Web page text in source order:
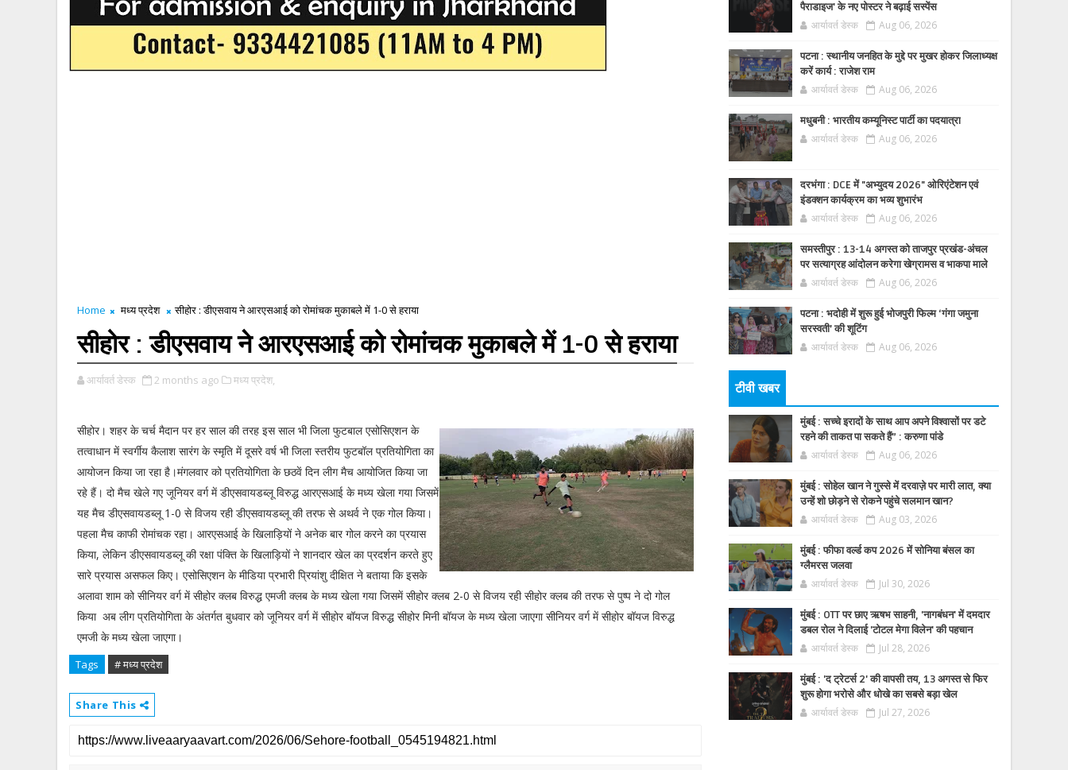
Home मध्य प्रदेश सीहोर : डीएसवाय ने आरएसआई को रोमांचक मुकाबले में 1-0 से हराया
सीहोर : डीएसवाय ने आरएसआई को रोमांचक मुकाबले में 1-0 से हराया
आर्यावर्त डेस्क 2 months ago मध्य प्रदेश,
सीहोर। शहर के चर्च मैदान पर हर साल की तरह इस साल भी जिला फुटबाल एसोसिएशन के
तत्वाधान में स्वर्गीय कैलाश सारंग के स्मृति में दूसरे वर्ष भी जिला स्तरीय फुटबॉल प्रतियोगिता का
आयोजन किया जा रहा है।मंगलवार को प्रतियोगिता के छठवें दिन लीग मैच आयोजित किया जा
रहे हैं। दो मैच खेले गए जूनियर वर्ग में डीएसवायडब्लू विरुद्ध आरएसआई के मध्य खेला गया जिसमें
यह मैच डीएसवायडब्लू 1-0 से विजय रही डीएसवायडब्लू की तरफ से अथर्व ने एक गोल किया।
पहला मैच काफी रोमांचक रहा। आरएसआई के खिलाड़ियों ने अनेक बार गोल करने का प्रयास
किया, लेकिन डीएसवायडब्लू की रक्षा पंक्ति के खिलाड़ियों ने शानदार खेल का प्रदर्शन करते हुए
सारे प्रयास असफल किए। एसोसिएशन के मीडिया प्रभारी प्रियांशु दीक्षित ने बताया कि इसके
अलावा शाम को सीनियर वर्ग में सीहोर क्लब विरुद्ध एमजी क्लब के मध्य खेला गया जिसमें सीहोर क्लब 2-0 से विजय रही सीहोर क्लब की तरफ से पुष्प ने दो गोल
किया अब लीग प्रतियोगिता के अंतर्गत बुधवार को जूनियर वर्ग में सीहोर बॉयज विरुद्ध सीहोर मिनी बॉयज के मध्य खेला जाएगा सीनियर वर्ग में सीहोर बॉयज विरुद्ध
एमजी के मध्य खेला जाएगा।
Tags # मध्य प्रदेश
Share This
पैराडाइज' के नए पोस्टर ने बढ़ाई सस्पेंस
आर्यावर्त डेस्क Aug 06, 2026
पटना : स्थानीय जनहित के मुद्दे पर मुखर होकर जिलाध्यक्ष
करें कार्य : राजेश राम
आर्यावर्त डेस्क Aug 06, 2026
मधुबनी : भारतीय कम्यूनिस्ट पार्टी का पदयात्रा
आर्यावर्त डेस्क Aug 06, 2026
दरभंगा : DCE में "अभ्युदय 2026" ओरिएंटेशन एवं
इंडक्शन कार्यक्रम का भव्य शुभारंभ
आर्यावर्त डेस्क Aug 06, 2026
समस्तीपुर : 13-14 अगस्त को ताजपुर प्रखंड-अंचल
पर सत्याग्रह आंदोलन करेगा खेग्रामस व भाकपा माले
आर्यावर्त डेस्क Aug 06, 2026
पटना : भदोही में शुरू हुई भोजपुरी फिल्म ‘गंगा जमुना
सरस्वती’ की शूटिंग
आर्यावर्त डेस्क Aug 06, 2026
टीवी खबर
मुंबई : सच्चे इरादों के साथ आप अपने विश्वासों पर डटे
रहने की ताकत पा सकते हैं” : करुणा पांडे
आर्यावर्त डेस्क Aug 06, 2026
मुंबई : सोहेल खान ने गुस्से में दरवाज़े पर मारी लात, क्या
उन्हें शो छोड़ने से रोकने पहुंचे सलमान खान?
आर्यावर्त डेस्क Aug 03, 2026
मुंबई : फीफा वर्ल्ड कप 2026 में सोनिया बंसल का
ग्लैमरस जलवा
आर्यावर्त डेस्क Jul 30, 2026
मुंबई : OTT पर छाए ऋषभ साहनी, 'नागबंधन' में दमदार
डबल रोल ने दिलाई 'टोटल मेगा विलेन' की पहचान
आर्यावर्त डेस्क Jul 28, 2026
मुंबई : 'द ट्रेटर्स 2' की वापसी तय, 13 अगस्त से फिर
शुरू होगा भरोसे और धोखे का सबसे बड़ा खेल
आर्यावर्त डेस्क Jul 27, 2026